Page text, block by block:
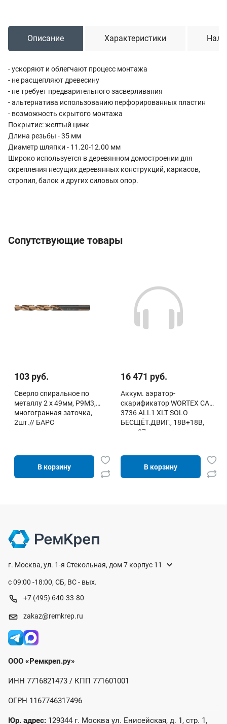
Описание Характеристики
- ускоряют и облегчают процесс монтажа
- не расщепляют древесину
- не требует предварительного засверливания
- альтернатива использованию перфорированных пластин
- возможность скрытого монтажа
Покрытие: желтый цинк
Длина резьбы - 35 мм
Диаметр шляпки - 11.20-12.00 мм
Широко используется в деревянном домостроении для
скрепления несущих деревянных конструкций, каркасов,
стропил, балок и других силовых опор.
Сопутствующие товары
103 руб.
Сверло спиральное по
металлу 2 x 49мм, Р9М3,
многогранная заточка,
2шт.// БАРС
В корзину
16 471 руб.
Аккум. аэратор-
скарификатор WORTEX CAE
3736 ALL1 XLT SOLO
БЕСЩЁТ.ДВИГ., 18В+18В,
шир. 37 см
В корзину
г. Москва, ул. 1-я Стекольная, дом 7 корпус 11
с 09:00 -18:00, СБ, ВС - вых.
+7 (495) 640-33-80
zakaz@remkrep.ru
ООО «Ремкреп.ру»
ИНН 7716821473 / КПП 771601001
ОГРН 1167746317496
Юр. адрес: 129344 г. Москва ул. Енисейская, д. 1, стр. 1,